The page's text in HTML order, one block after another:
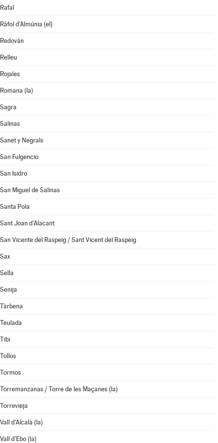
Rafal
Ràfol d'Almúnia (el)
Redován
Relleu
Rojales
Romana (la)
Sagra
Salinas
Sanet y Negrals
San Fulgencio
San Isidro
San Miguel de Salinas
Santa Pola
Sant Joan d'Alacant
San Vicente del Raspeig / Sant Vicent del Raspeig
Sax
Sella
Senija
Tàrbena
Teulada
Tibi
Tollos
Tormos
Torremanzanas / Torre de les Maçanes (la)
Torrevieja
Vall d'Alcalà (la)
Vall d'Ebo (la)